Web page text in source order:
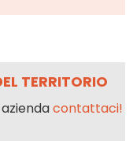
TERRITORIO
contattaci!